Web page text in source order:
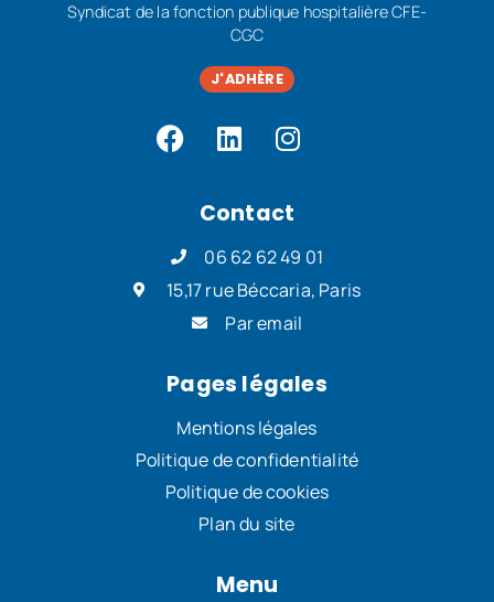
Syndicat de la fonction publique hospitalière CFE-
CGC
J'ADHÈRE
Contact
06 62 62 49 01
15,17 rue Béccaria, Paris
Par email
Pages légales
Mentions légales
Politique de confidentialité
Politique de cookies
Plan du site
Menu